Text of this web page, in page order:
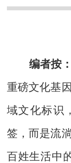
编者按
重磅文化基
域文化标识
签，而是流
百姓生活中